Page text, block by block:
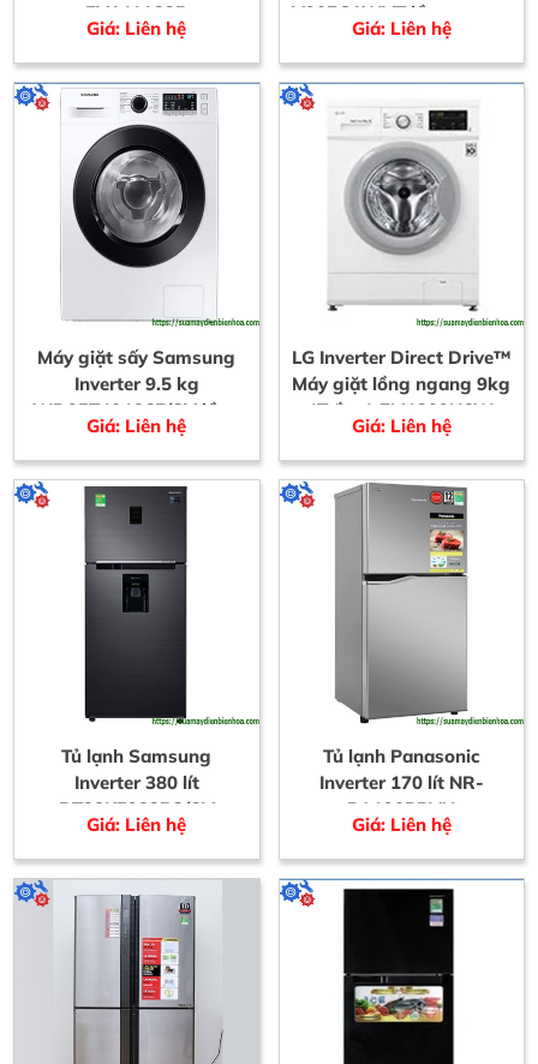
FV1411S3B
Giá: Liên hệ
V90FG1WVT lồng ngang
Giá: Liên hệ
Máy giặt sấy Samsung
Inverter 9.5 kg
WD95T4046CE/SV lồng
ngang
Giá: Liên hệ
LG Inverter Direct Drive™
Máy giặt lồng ngang 9kg
(Trắng) FM1209N6W
Giá: Liên hệ
Tủ lạnh Samsung
Inverter 380 lít
RT38K5982BS/SV
Giá: Liên hệ
Tủ lạnh Panasonic
Inverter 170 lít NR-
BA190PPVN
Giá: Liên hệ